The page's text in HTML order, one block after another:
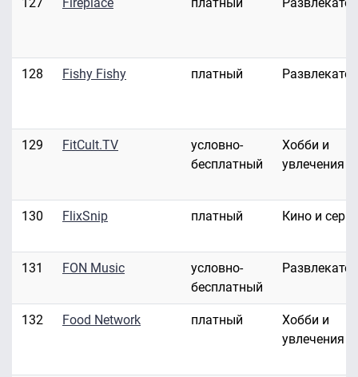
127 Fireplace платный
128 Fishy Fishy платный
129 FitCult.TV
условно-
бесплатный
Хобби и
увлечения
130 FlixSnip платный Кино и
131 FON Music
условно-
бесплатный
132 Food Network платный
Хобби и
увлечения